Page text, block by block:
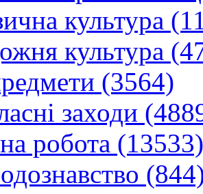
культура
культура
(3564)
заходи
робота (13533)